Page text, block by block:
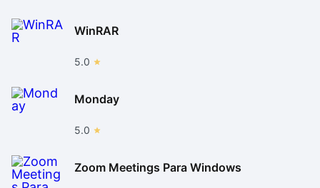
WinRAR
5.0
Monday
5.0
Zoom Meetings Para Windows